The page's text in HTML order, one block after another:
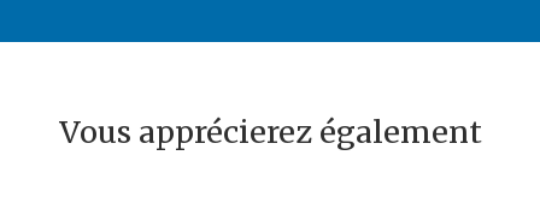
Vous apprécierez également